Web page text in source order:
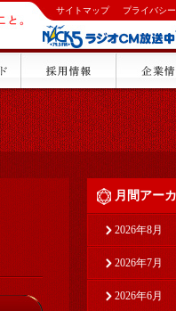
サイトマップ プライバシー
月間アー
2026年8月
2026年7月
2026年6月